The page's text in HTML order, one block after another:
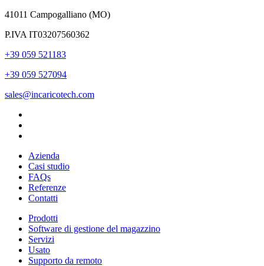
41011 Campogalliano (MO)
P.IVA IT03207560362
+39 059 521183
+39 059 527094
sales@incaricotech.com
Azienda
Casi studio
FAQs
Referenze
Contatti
Prodotti
Software di gestione del magazzino
Servizi
Usato
Supporto da remoto